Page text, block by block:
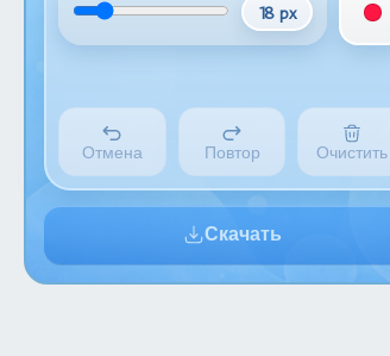
18 px
Отмена Повтор Очистить
Скачать